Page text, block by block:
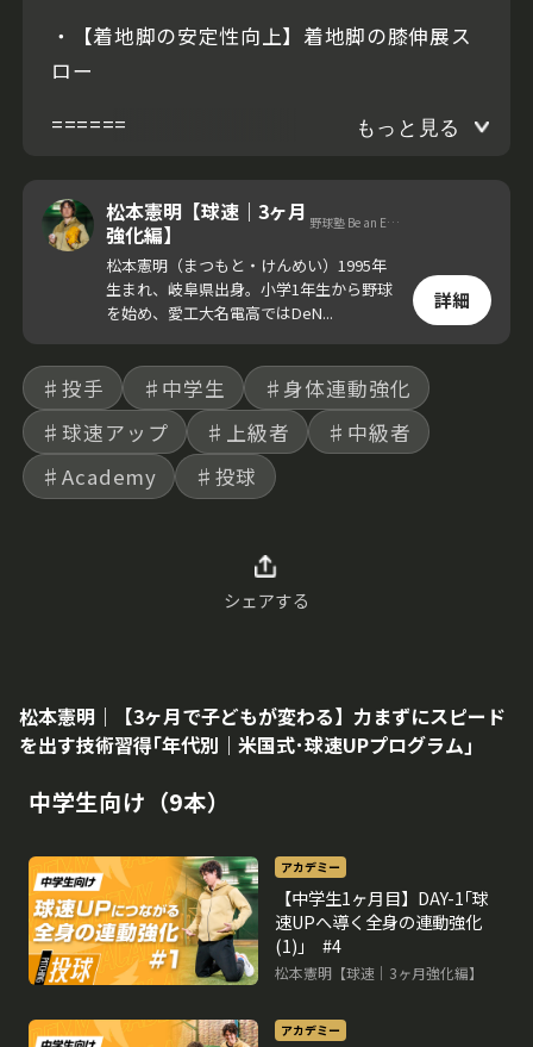
・【着地脚の安定性向上】着地脚の膝伸展ス
ロー
======
もっと見る
松本憲明【球速｜3ヶ月
強化編】
野球塾 Be an Elite. 代表
松本憲明（まつもと・けんめい）1995年
生まれ、岐阜県出身。小学1年生から野球
を始め、愛工大名電高ではDeN...
詳細
♯投手 ♯中学生
♯身体連動強化
♯球速アップ
♯上級者
♯中級者
♯Academy
♯投球
シェアする
松本憲明｜【3ヶ月で子どもが変わる】力まずにスピード
を出す技術習得｢年代別｜米国式･球速UPプログラム｣
中学生向け（9本）
アカデミー
【中学生1ヶ月目】DAY-1｢球
速UPへ導く全身の連動強化
(1)｣ #4
松本憲明【球速｜3ヶ月強化編】
アカデミー